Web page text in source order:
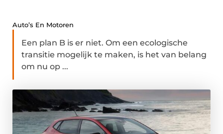
Auto’s En Motoren
Een plan B is er niet. Om een ecologische
transitie mogelijk te maken, is het van belang
om nu op ...